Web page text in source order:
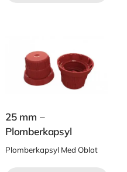
25 mm –
Plomberkapsyl
Plomberkapsyl Med Oblat